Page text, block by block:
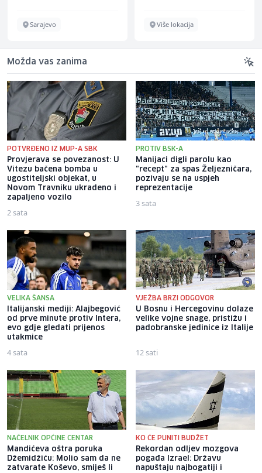
Sarajevo Više lokacija
Možda vas zanima
POTVRĐENO IZ MUP-A SBK
Provjerava se povezanost: U
Vitezu bačena bomba u
ugostiteljski objekat, u
Novom Travniku ukradeno i
zapaljeno vozilo
2 sata
PROTIV BSK-A
Manijaci digli parolu kao
"recept" za spas Željezničara,
pozivaju se na uspjeh
reprezentacije
3 sata
VELIKA ŠANSA
Italijanski mediji: Alajbegović
od prve minute protiv Intera,
evo gdje gledati prijenos
utakmice
4 sata
VJEŽBA BRZI ODGOVOR
U Bosnu i Hercegovinu dolaze
velike vojne snage, pristižu i
padobranske jedinice iz Italije
12 sati
NAČELNIK OPĆINE CENTAR
Mandićeva oštra poruka
Džemidžiću: Molio sam da ne
zatvarate Koševo, smiješ li
KO ĆE PUNITI BUDŽET
Rekordan odljev mozgova
pogađa Izrael: Državu
napuštaju najbogatiji i